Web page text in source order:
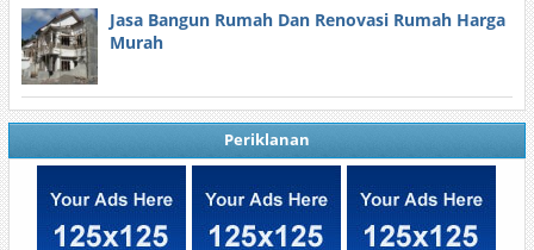
Jasa Bangun Rumah Dan Renovasi Rumah Harga
Murah
Periklanan